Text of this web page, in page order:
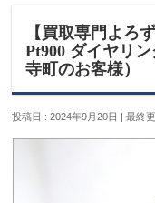
【買取専門よろ
Pt900 ダイヤリ
寺町のお客様）
投稿日 : 2024年9月20日 最終